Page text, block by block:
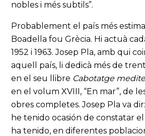
nobles i més subtils”.
Probablement el país més
Boadella fou Grècia. Hi actuà
1952 i 1963. Josep Pla, amb qui
aquell país, li dedicà més de
en el seu llibre Cabotatge
en el volum XVIII, “En mar”, de
obres completes. Josep Pla va
he tenido ocasión de constatar
ha tenido, en diferentes